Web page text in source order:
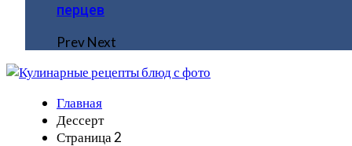
перцев
PrevNext
Главная
Дессерт
Страница 2